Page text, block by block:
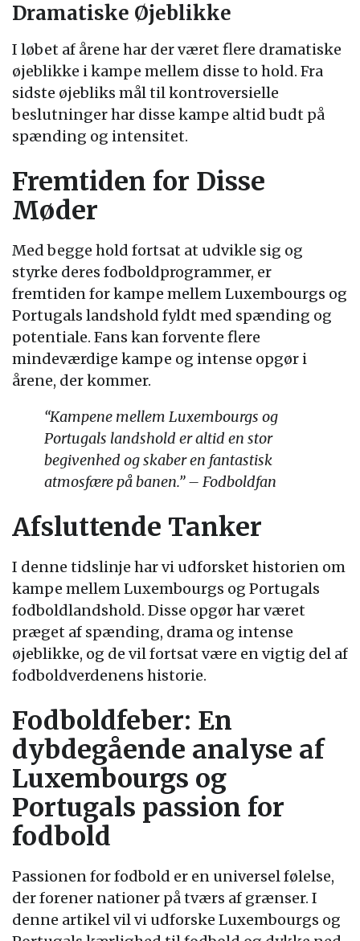
Dramatiske Øjeblikke
I løbet af årene har der været flere dramatiske
øjeblikke i kampe mellem disse to hold. Fra
sidste øjebliks mål til kontroversielle
beslutninger har disse kampe altid budt på
spænding og intensitet.
Fremtiden for Disse
Møder
Med begge hold fortsat at udvikle sig og
styrke deres fodboldprogrammer, er
fremtiden for kampe mellem Luxembourgs og
Portugals landshold fyldt med spænding og
potentiale. Fans kan forvente flere
mindeværdige kampe og intense opgør i
årene, der kommer.
“Kampene mellem Luxembourgs og
Portugals landshold er altid en stor
begivenhed og skaber en fantastisk
atmosfære på banen.” – Fodboldfan
Afsluttende Tanker
I denne tidslinje har vi udforsket historien om
kampe mellem Luxembourgs og Portugals
fodboldlandshold. Disse opgør har været
præget af spænding, drama og intense
øjeblikke, og de vil fortsat være en vigtig del af
fodboldverdenens historie.
Fodboldfeber: En
dybdegående analyse af
Luxembourgs og
Portugals passion for
fodbold
Passionen for fodbold er en universel følelse,
der forener nationer på tværs af grænser. I
denne artikel vil vi udforske Luxembourgs og